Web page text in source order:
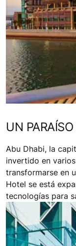
UN
Abu Dhabi, la
invertido en
transformarse en
Hotel se está
tecnologías para